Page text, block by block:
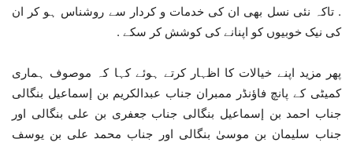
. تاکہ نئی نسل بھی ان کی خدمات و کردار سے روشناس ہو کر ان
کی نیک خوبیوں کو اپنانے کی کوشش کر سکے .
پھر مزید اپنے خیالات کا اظہار کرتے ہوئے کہا کہ موصوف ہماری
کمیٹی کے پانچ فاؤنڈر ممبران جناب عبدالکریم بن إسماعيل بنگالی
جناب احمد بن إسماعيل بنگالی جناب جعفری بن علی بنگالی اور
جناب سلیمان بن موسیٰ بنگالی اور جناب محمد علی بن یوسف